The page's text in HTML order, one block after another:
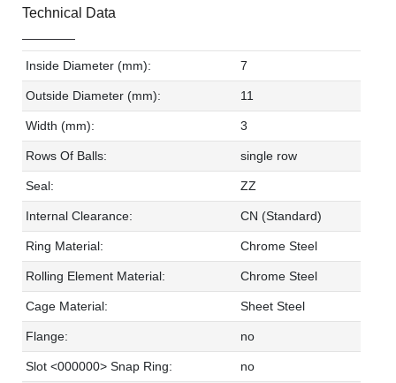
Technical Data
Inside Diameter (mm): 7
Outside Diameter (mm): 11
Width (mm): 3
Rows Of Balls: single row
Seal: ZZ
Internal Clearance: CN (Standard)
Ring Material: Chrome Steel
Rolling Element Material: Chrome Steel
Cage Material: Sheet Steel
Flange: no
Slot <000000> Snap Ring: no